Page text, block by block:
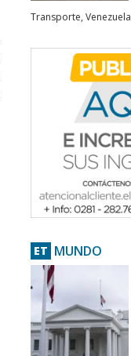
Transporte, Venezuela
ET MUNDO